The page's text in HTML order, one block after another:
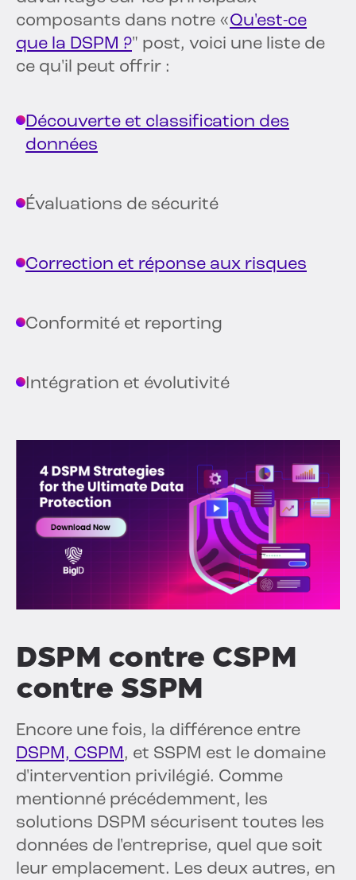
composants dans notre «Qu'est-ce
que la DSPM ?" post, voici une liste de
ce qu'il peut offrir :
Découverte et classification des
données
Évaluations de sécurité
Correction et réponse aux risques
Conformité et reporting
Intégration et évolutivité
DSPM contre CSPM
contre SSPM
Encore une fois, la différence entre
DSPM, CSPM, et SSPM est le domaine
d'intervention privilégié. Comme
mentionné précédemment, les
solutions DSPM sécurisent toutes les
données de l'entreprise, quel que soit
leur emplacement. Les deux autres, en